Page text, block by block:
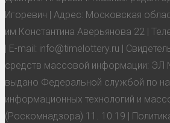
Игоревич | Адрес: Московская
им Константина Аверьянова 22 |
| E-mail: info@timelottery.ru |
средств массовой информации:
выдано Федеральной службой по
информационных технологий и
(Роскомнадзора) 11. 10.19 |